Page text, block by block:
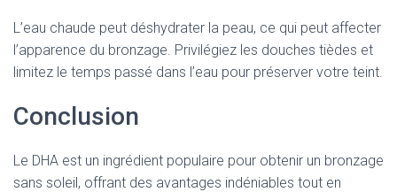
L’eau chaude peut déshydrater la peau, ce qui peut affecter
l’apparence du bronzage. Privilégiez les douches tièdes et
limitez le temps passé dans l’eau pour préserver votre teint.
Conclusion
Le DHA est un ingrédient populaire pour obtenir un bronzage
sans soleil, offrant des avantages indéniables tout en